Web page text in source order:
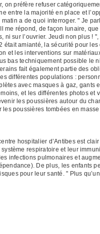
on préfère refuser
entre la majorité en place et
a de quoi interroger. " Je
me répond, de façon lunaire,
sur l’ouvrier. Jeudi non plus !
était amianté, la sécurité pour
et les interventions sur
bas techniquement possible le
fait également partie des
différentes populations :
avec masques à gaz,
et les différentes photos et
les poussières autour du
poussières tombées en
hospitalier d’Antibes est
respiratoire et leur
infections pulmonaires et
De plus, les enfants
pour leur santé. " Plus